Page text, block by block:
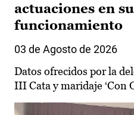
actuaciones en
funcionamiento
03 de Agosto de 2026
Datos ofrecidos por la
III Cata y maridaje ‘Con